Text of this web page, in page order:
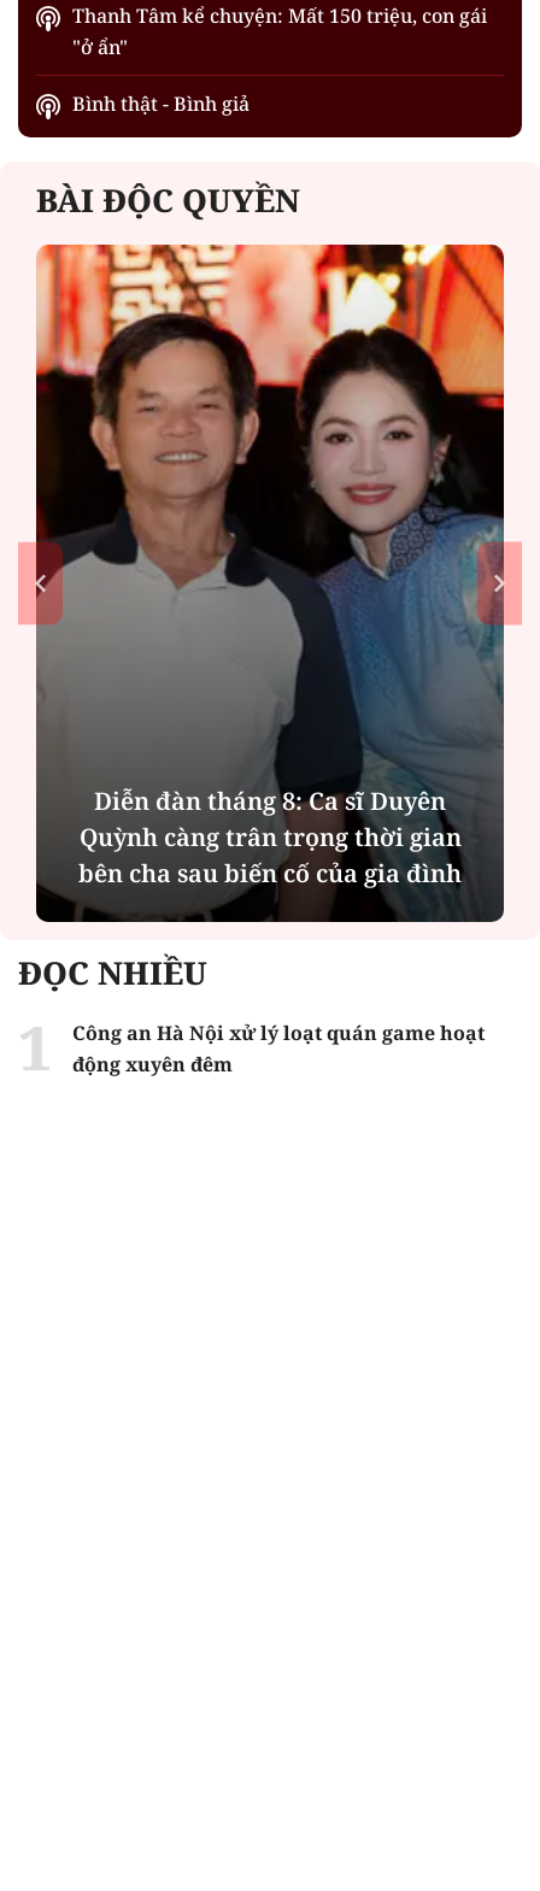
Thanh Tâm kể chuyện: Mất 150 triệu, con gái
"ở ẩn"
Bình thật - Bình giả
BÀI ĐỘC QUYỀN
Diễn đàn tháng 8: Ca sĩ Duyên
Quỳnh càng trân trọng thời gian
bên cha sau biến cố của gia đình
ĐỌC NHIỀU
Công an Hà Nội xử lý loạt quán game hoạt
động xuyên đêm